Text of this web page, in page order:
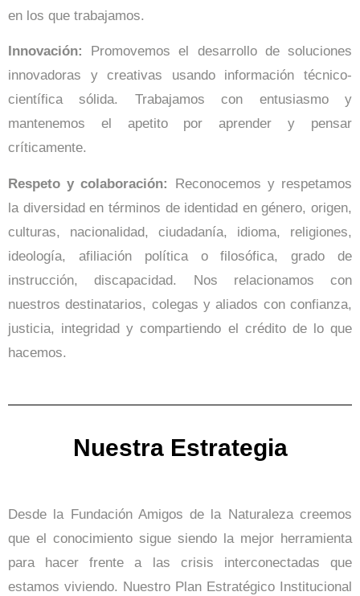
en los que trabajamos.
Innovación:
Promovemos el desarrollo de soluciones
innovadoras y creativas usando información técnico-
científica sólida. Trabajamos con entusiasmo y
mantenemos el apetito por aprender y pensar
críticamente.
Respeto y colaboración:
Reconocemos y respetamos
la diversidad en términos de identidad en género, origen,
culturas, nacionalidad, ciudadanía, idioma, religiones,
ideología, afiliación política o filosófica, grado de
instrucción, discapacidad. Nos relacionamos con
nuestros destinatarios, colegas y aliados con confianza,
justicia, integridad y compartiendo el crédito de lo que
hacemos.
Nuestra Estrategia
Desde la Fundación Amigos de la Naturaleza creemos
que el conocimiento sigue siendo la mejor herramienta
para hacer frente a las crisis interconectadas que
estamos viviendo. Nuestro Plan Estratégico Institucional